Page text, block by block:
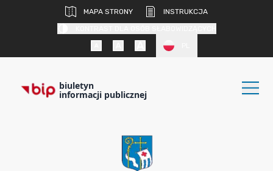
MAPA STRONY
INSTRUKCJA
biuletyn
informacji publicznej